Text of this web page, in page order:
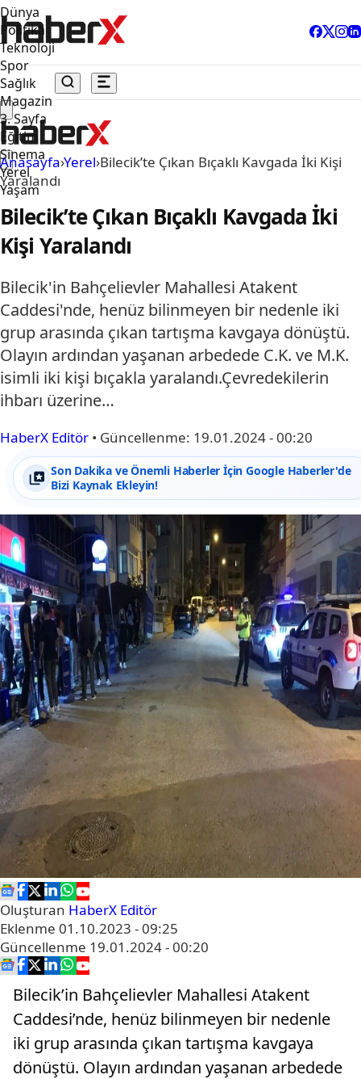
Dünya
Politika
Teknoloji
Spor
Sağlık
Magazin
3. Sayfa
Eğitim
Sinema
Yerel
Yaşam
Anasayfa›Yerel›Bilecik’te Çıkan Bıçaklı Kavgada İki Kişi
Yaralandı
Bilecik’te Çıkan Bıçaklı Kavgada İki
Kişi Yaralandı
Bilecik'in Bahçelievler Mahallesi Atakent
Caddesi'nde, henüz bilinmeyen bir nedenle iki
grup arasında çıkan tartışma kavgaya dönüştü.
Olayın ardından yaşanan arbedede C.K. ve M.K.
isimli iki kişi bıçakla yaralandı.Çevredekilerin
ihbarı üzerine…
HaberX Editör • Güncellenme: 19.01.2024 - 00:20
Son Dakika ve Önemli Haberler İçin Google Haberler'de
Bizi Kaynak Ekleyin!
Oluşturan HaberX Editör
Eklenme 01.10.2023 - 09:25
Güncellenme 19.01.2024 - 00:20
Bilecik’in Bahçelievler Mahallesi Atakent
Caddesi’nde, henüz bilinmeyen bir nedenle
iki grup arasında çıkan tartışma kavgaya
dönüştü. Olayın ardından yaşanan arbedede